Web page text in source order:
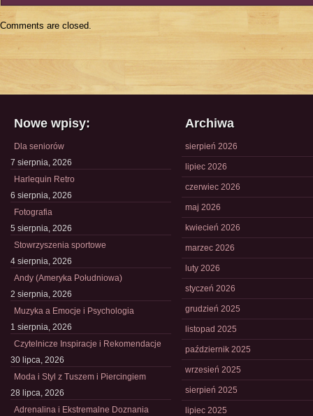
Comments are closed.
Nowe wpisy:
Dla seniorów
7 sierpnia, 2026
Harlequin Retro
6 sierpnia, 2026
Fotografia
5 sierpnia, 2026
Stowrzyszenia sportowe
4 sierpnia, 2026
Andy (Ameryka Południowa)
2 sierpnia, 2026
Muzyka a Emocje i Psychologia
1 sierpnia, 2026
Czytelnicze Inspiracje i Rekomendacje
30 lipca, 2026
Moda i Styl z Tuszem i Piercingiem
28 lipca, 2026
Adrenalina i Ekstremalne Doznania
Archiwa
sierpień 2026
lipiec 2026
czerwiec 2026
maj 2026
kwiecień 2026
marzec 2026
luty 2026
styczeń 2026
grudzień 2025
listopad 2025
październik 2025
wrzesień 2025
sierpień 2025
lipiec 2025